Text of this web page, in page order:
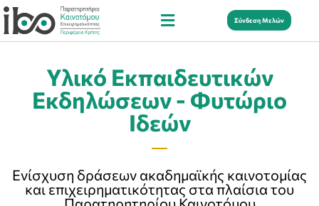
Σύνδεση Μελών
Υλικό Εκπαιδευτικών
Εκδηλώσεων - Φυτώριο
Ιδεών
Ενίσχυση δράσεων ακαδημαϊκής καινοτομίας
και επιχειρηματικότητας στα πλαίσια του